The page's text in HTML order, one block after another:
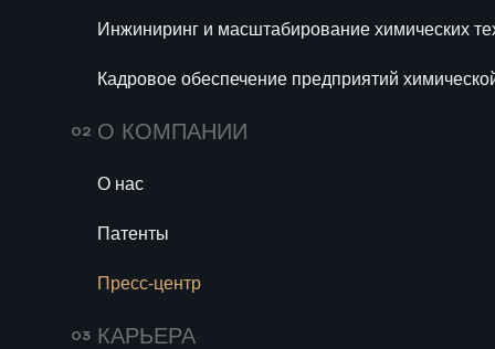
Инжиниринг и масштабирование химических
Кадровое обеспечение предприятий
О КОМПАНИИ
О нас
Патенты
Пресс-центр
КАРЬЕРА
Инжиниринг
является
«Новые материалы и химия»
технологии, выполнение
масштабирования: от
установки. Каждый этап
становятся ключевой